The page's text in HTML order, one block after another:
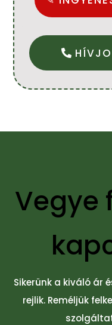
Vegye
Sikerünk a kiváló ár
rejlik. Reméljük